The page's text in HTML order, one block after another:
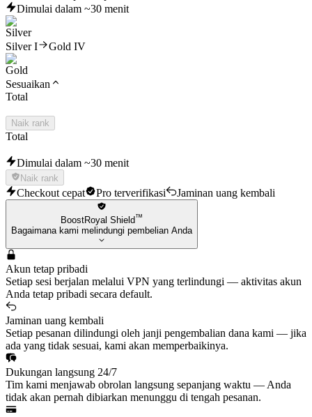
Dimulai dalam ~30 menit
Silver I Gold IV
Sesuaikan
Total
Naik rank
Total
Dimulai dalam ~30 menit
Naik rank
Checkout cepat Pro terverifikasi Jaminan uang kembali
BoostRoyal Shield™
Bagaimana kami melindungi pembelian Anda
Akun tetap pribadi
Setiap sesi berjalan melalui VPN yang terlindungi — aktivitas akun
Anda tetap pribadi secara default.
Jaminan uang kembali
Setiap pesanan dilindungi oleh janji pengembalian dana kami — jika
ada yang tidak sesuai, kami akan memperbaikinya.
Dukungan langsung 24/7
Tim kami menjawab obrolan langsung sepanjang waktu — Anda
tidak akan pernah dibiarkan menunggu di tengah pesanan.